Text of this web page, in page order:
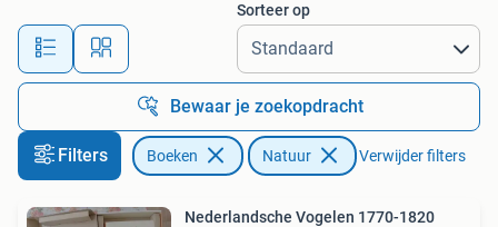
Alle afstanden…
Sorteer op
Bewaar je zoekopdracht
Filters Boeken Natuur Verwijder filters
Nederlandsche Vogelen 1770-1820